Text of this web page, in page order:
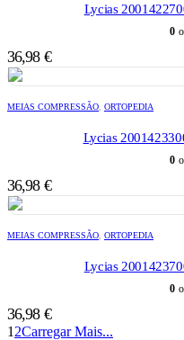
Lycias
0
36,98 €
MEIAS COMPRESSÃO ORTOPEDIA
Lycias
0
36,98 €
MEIAS COMPRESSÃO ORTOPEDIA
Lycias
0
36,98 €
1 2Carregar Mais...